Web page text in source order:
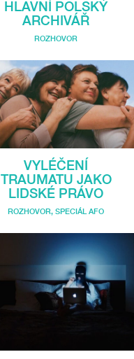
HLAVNÍ POLSKÝ
ARCHIVÁŘ
ROZHOVOR
VYLÉČENÍ
TRAUMATU JAKO
LIDSKÉ PRÁVO
ROZHOVOR, SPECIÁL AFO